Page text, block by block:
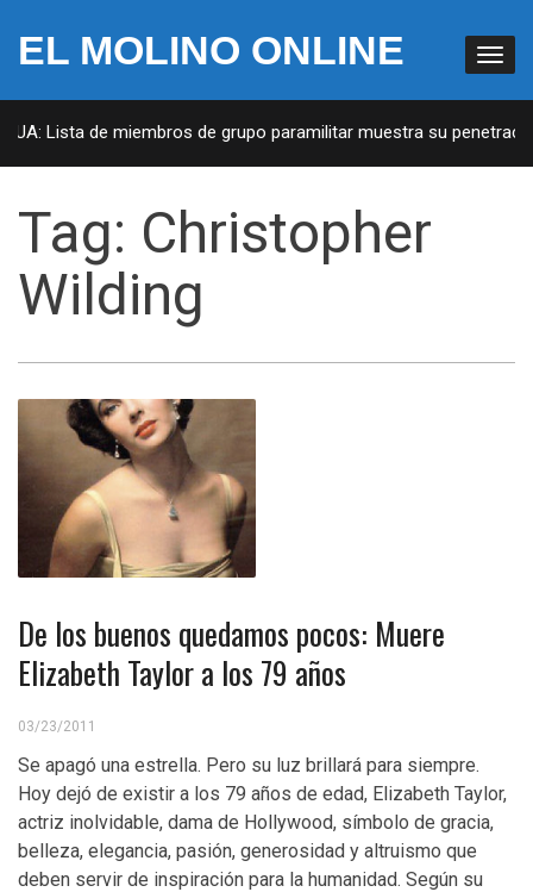
EL MOLINO ONLINE
Lista de miembros de grupo paramilitar muestra su
Tag: Christopher
Wilding
De los buenos quedamos pocos: Muere
Elizabeth Taylor a los 79 años
03/23/2011
Se apagó una estrella. Pero su luz brillará para siempre.
Hoy dejó de existir a los 79 años de edad, Elizabeth Taylor,
actriz inolvidable, dama de Hollywood, símbolo de gracia,
belleza, elegancia, pasión, generosidad y altruismo que
deben servir de inspiración para la humanidad. Según su